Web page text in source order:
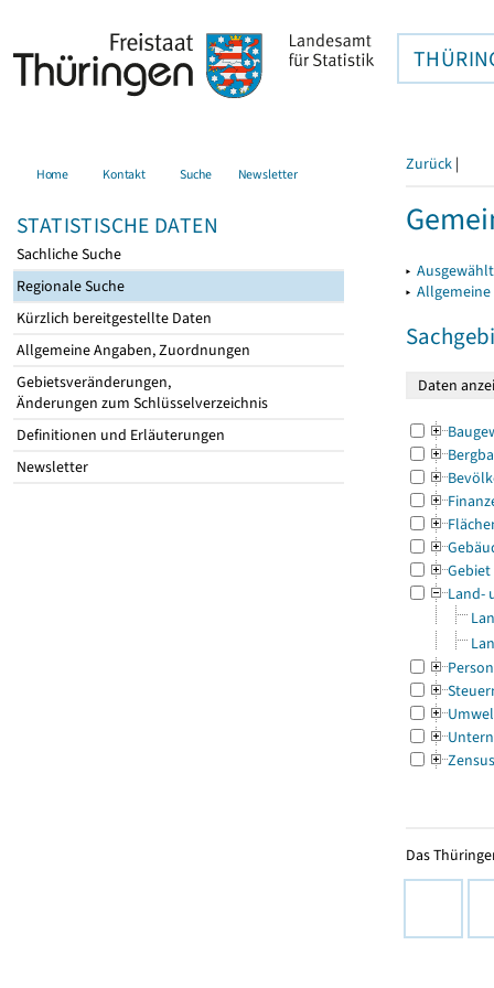
Home Kontakt Suche Newsletter
STATISTISCHE DATEN
Sachliche Suche
Regionale Suche
Kürzlich bereitgestellte Daten
Allgemeine Angaben, Zuordnungen
Gebietsveränderungen,
Änderungen zum Schlüsselverzeichnis
Definitionen und Erläuterungen
Newsletter
Zurück |
▸
▸
Gebiet
Land-
Zensus
Das